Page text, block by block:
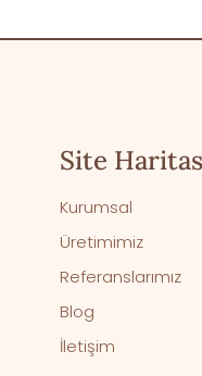
Site
Kurumsal
Üretimimiz
Referanslarımız
Blog
İletişim